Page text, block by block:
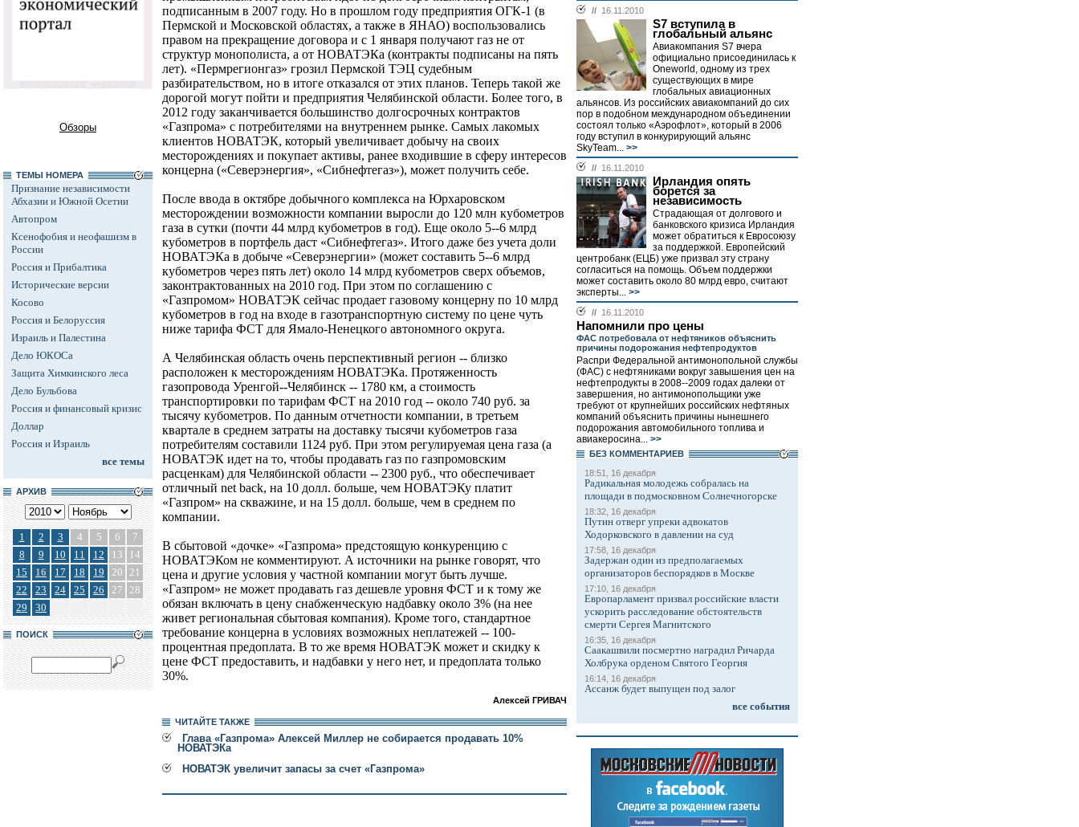
Обзоры
ТЕМЫ НОМЕРА
Признание независимости
Абхазии и Южной Осетии
Автопром
Ксенофобия и неофашизм в
России
Россия и Прибалтика
Исторические версии
Косово
Россия и Белоруссия
Израиль и Палестина
Дело ЮКОСа
Защита Химкинского леса
Дело Бульбова
Россия и финансовый кризис
Доллар
Россия и Израиль
все темы
АРХИВ
1 2 3 4 5 6
7
8
9 10 11 12 13
14
15
16 17 18 19 20 21
22
23 24 25 26 27 28
29
30
ПОИСК
подписанным в 2007 году. Но в прошлом году предприятия ОГК-1 (в
Пермской и Московской областях, а также в ЯНАО) воспользовались
правом на прекращение договора и с 1 января получают газ не от
структур монополиста, а от НОВАТЭКа (контракты подписаны на пять
лет). «Пермрегионгаз» грозил Пермской ТЭЦ судебным
разбирательством, но в итоге отказался от этих планов. Теперь такой же
дорогой могут пойти и предприятия Челябинской области. Более того, в
2012 году заканчивается большинство долгосрочных контрактов
«Газпрома» с потребителями на внутреннем рынке. Самых лакомых
клиентов НОВАТЭК, который увеличивает добычу на своих
месторождениях и покупает активы, ранее входившие в сферу интересов
концерна («Северэнергия», «Сибнефтегаз»), может получить себе.
После ввода в октябре добычного комплекса на Юрхаровском
месторождении возможности компании выросли до 120 млн кубометров
газа в сутки (почти 44 млрд кубометров в год). Еще около 5--6 млрд
кубометров в портфель даст «Сибнефтегаз». Итого даже без учета доли
НОВАТЭКа в добыче «Северэнергии» (может составить 5--6 млрд
кубометров через пять лет) около 14 млрд кубометров сверх объемов,
законтрактованных на 2010 год. При этом по соглашению с
«Газпромом» НОВАТЭК сейчас продает газовому концерну по 10 млрд
кубометров в год на входе в газотранспортную систему по цене чуть
ниже тарифа ФСТ для Ямало-Ненецкого автономного округа.
А Челябинская область очень перспективный регион -- близко
расположен к месторождениям НОВАТЭКа. Протяженность
газопровода Уренгой--Челябинск -- 1780 км, а стоимость
транспортировки по тарифам ФСТ на 2010 год -- около 740 руб. за
тысячу кубометров. По данным отчетности компании, в третьем
квартале в среднем затраты на доставку тысячи кубометров газа
потребителям составили 1124 руб. При этом регулируемая цена газа (а
НОВАТЭК идет на то, чтобы продавать газ по газпромовским
расценкам) для Челябинской области -- 2300 руб., что обеспечивает
отличный net back, на 10 долл. больше, чем НОВАТЭКу платит
«Газпром» на скважине, и на 15 долл. больше, чем в среднем по
компании.
В сбытовой «дочке» «Газпрома» предстоящую конкуренцию с
НОВАТЭКом не комментируют. А источники на рынке говорят, что
цена и другие условия у частной компании могут быть лучше.
«Газпром» не может продавать газ дешевле уровня ФСТ и к тому же
обязан включать в цену снабженческую надбавку около 3% (на нее
живет региональная сбытовая компания). Кроме того, стандартное
требование концерна в условиях возможных неплатежей -- 100-
процентная предоплата. В то же время НОВАТЭК может и скидку к
цене ФСТ предоставить, и надбавки у него нет, и предоплата только
30%.
Алексей ГРИВАЧ
ЧИТАЙТЕ ТАКЖЕ
Глава «Газпрома» Алексей Миллер не собирается продавать 10%
НОВАТЭКа
НОВАТЭК увеличит запасы за счет «Газпрома»
// 16.11.2010
S7 вступила в
глобальный альянс
Авиакомпания S7 вчера
официально присоединилась к
Oneworld, одному из трех
существующих в мире
глобальных авиационных
альянсов. Из российских авиакомпаний до сих
пор в подобном международном объединении
состоял только «Аэрофлот», который в 2006
году вступил в конкурирующий альянс
SkyTeam... >>
// 16.11.2010
Ирландия опять
борется за
независимость
Страдающая от долгового и
банковского кризиса Ирландия
может обратиться к Евросоюзу
за поддержкой. Европейский
центробанк (ЕЦБ) уже призвал эту страну
согласиться на помощь. Объем поддержки
может составить около 80 млрд евро, считают
эксперты... >>
// 16.11.2010
Напомнили про цены
ФАС потребовала от нефтяников объяснить
причины подорожания нефтепродуктов
Распри Федеральной антимонопольной службы
(ФАС) с нефтяниками вокруг завышения цен на
нефтепродукты в 2008--2009 годах далеки от
завершения, но антимонопольщики уже
требуют от крупнейших российских нефтяных
компаний объяснить причины нынешнего
подорожания автомобильного топлива и
авиакеросина... >>
БЕЗ КОМMЕНТАРИЕВ
18:51, 16 декабря
Радикальная молодежь собралась на
площади в подмосковном Солнечногорске
18:32, 16 декабря
Путин отверг упреки адвокатов
Ходорковского в давлении на суд
17:58, 16 декабря
Задержан один из предполагаемых
организаторов беспорядков в Москве
17:10, 16 декабря
Европарламент призвал российские власти
ускорить расследование обстоятельств
смерти Сергея Магнитского
16:35, 16 декабря
Саакашвили посмертно наградил Ричарда
Холбрука орденом Святого Георгия
16:14, 16 декабря
Ассанж будет выпущен под залог
все события